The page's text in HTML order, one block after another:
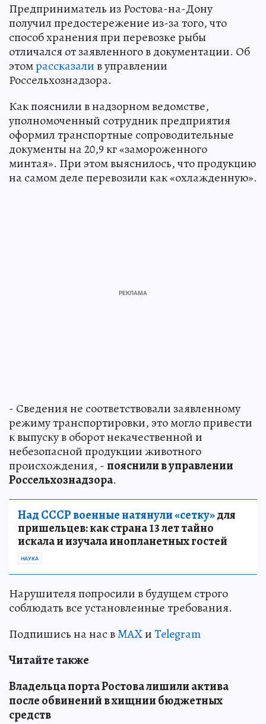
Предприниматель из Ростова-на-Дону
получил предостережение из-за того, что
способ хранения при перевозке рыбы
отличался от заявленного в документации. Об
этомрассказалив управлении
Россельхознадзора.
Как пояснили в надзорном ведомстве,
уполномоченный сотрудник предприятия
оформил транспортные сопроводительные
документы на 20,9 кг «замороженного
минтая». При этом выяснилось, что продукцию
на самом деле перевозили как «охлажденную».
- Сведения не соответствовали заявленному
режиму транспортировки, это могло привести
к выпуску в оборот некачественной и
небезопасной продукции животного
происхождения, -пояснили в управлении
Россельхознадзора.
Над СССР военные натянули «сетку»для
пришельцев: как страна 13 лет тайно
искала и изучала инопланетных гостей
НАУКА
Нарушителя попросили в будущем строго
соблюдать все установленные требования.
Подпишись на нас вMAXиTelegram
Читайте также
Владельца порта Ростова лишили актива
после обвинений в хищнии бюджетных
средств